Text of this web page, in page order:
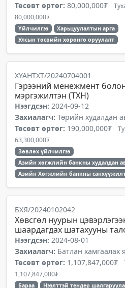
Төсөвт өртөг: 80,000,000₮
80,000,000₮
Үйлчилгээ
Харьцуулалтын арга
Улсын төсвийн хөрөнгө оруулалт
XҮАНТXТ/20240704001
Гэрээний менежмент
мэргэжилтэн (ТХН)
Нээгдсэн: 2024-09-12
Захиалагч: Төрийн худалдан
Төсөвт өртөг: 190,000,000₮
63,300,000₮
Зөвлөх үйлчилгээ
Азийн хөгжлийн банкны худалдан
Азийн Хөгжлийн банкны
БХЯ/20240102042
Хөвсгөл нуурын
шаардагдах шатахууны
Нээгдсэн: 2024-08-01
Захиалагч: Батлан хамгаалах
Төсөвт өртөг: 1,107,847,000₮
1,107,847,000₮
Бараа Нээлттэй тендер